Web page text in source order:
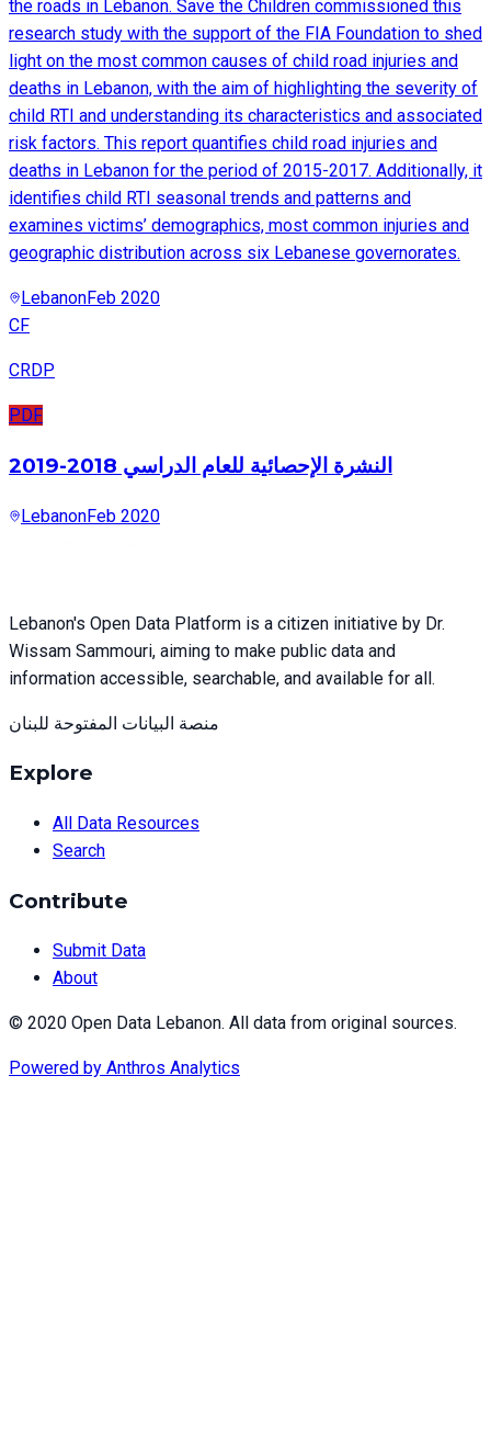
the roads in Lebanon. Save the Children commissioned this
research study with the support of the FIA Foundation to shed
light on the most common causes of child road injuries and
deaths in Lebanon, with the aim of highlighting the severity of
child RTI and understanding its characteristics and associated
risk factors. This report quantifies child road injuries and
deaths in Lebanon for the period of 2015-2017. Additionally, it
identifies child RTI seasonal trends and patterns and
examines victims’ demographics, most common injuries and
geographic distribution across six Lebanese governorates.
LebanonFeb 2020
CF
CRDP
PDF
النشرة الإحصائية للعام الدراسي 2018-2019
LebanonFeb 2020
Lebanon's Open Data Platform is a citizen initiative by Dr.
Wissam Sammouri, aiming to make public data and
information accessible, searchable, and available for all.
منصة البيانات المفتوحة للبنان
Explore
All Data Resources
Search
Contribute
Submit Data
About
© 2020 Open Data Lebanon. All data from original sources.
Powered by Anthros Analytics